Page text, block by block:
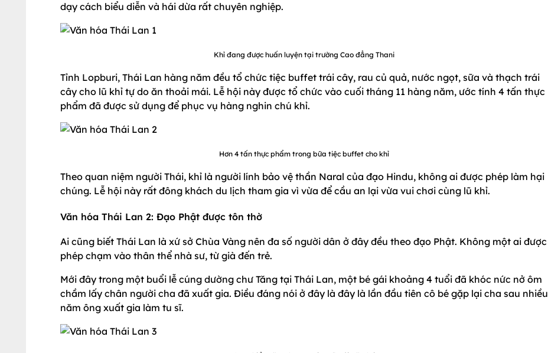
dạy cách biểu diễn và hái dừa rất chuyên nghiệp.
Khỉ đang được huấn luyện tại trường Cao đẳng Thani
Tỉnh Lopburi, Thái Lan hàng năm đều tổ chức tiệc buffet trái cây, rau củ quả, nước ngọt, sữa và thạch trái
cây cho lũ khỉ tự do ăn thoải mái. Lễ hội này được tổ chức vào cuối tháng 11 hàng năm, ước tính 4 tấn thực
phẩm đã được sử dụng để phục vụ hàng nghin chú khỉ.
Hơn 4 tấn thực phẩm trong bữa tiệc buffet cho khỉ
Theo quan niệm người Thái, khỉ là người lính bảo vệ thần Naral của đạo Hindu, không ai được phép làm hại
chúng. Lễ hội này rất đông khách du lịch tham gia vì vừa để cầu an lại vừa vui chơi cùng lũ khỉ.
Văn hóa Thái Lan 2: Đạo Phật được tôn thờ
Ai cũng biết Thái Lan là xứ sở Chùa Vàng nên đa số người dân ở đây đều theo đạo Phật. Không một ai được
phép chạm vào thân thể nhà sư, từ già đến trẻ.
Mới đây trong một buổi lễ cúng dường chư Tăng tại Thái Lan, một bé gái khoảng 4 tuổi đã khóc nức nở ôm
chầm lấy chân người cha đã xuất gia. Điều đáng nói ở đây là đây là lần đầu tiên cô bé gặp lại cha sau nhiều
năm ông xuất gia làm tu sĩ.